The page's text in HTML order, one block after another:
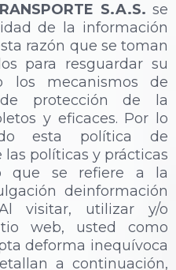
S.A.S. se
de la información
razón que se toman
para resguardar su
los mecanismos de
de protección de la
y eficaces. Por lo
esta política de
políticas y prácticas
que se refiere a la
deinformación
visitar, utilizar y/o
web, usted como
deforma inequívoca
a continuación,